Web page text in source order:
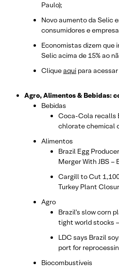
Paulo);
Novo aumento da Selic
consumidores e
Economistas dizem que
Selic acima de 15% ao
Cliqueaqui para
Agro, Alimentos & Bebidas:
Bebidas
Coca-Cola recalls
chlorate chemical
Alimentos
Brazil Egg
Merger With JBS –
Cargill to Cut
Turkey Plant
Agro
Brazil’s slow corn
tight world stocks
LDC says Brazil
port for
Biocombustíveis